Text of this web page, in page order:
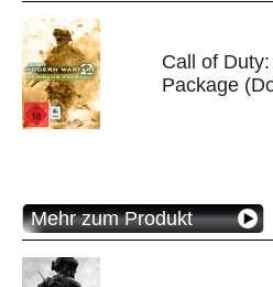
Call of
Package
Mehr zum Produkt